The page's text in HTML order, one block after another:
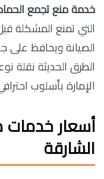
خدمة منع تجمع
التي تمنع المشكلة
الصيانة ويحافظ على
الطرق الحديثة نقلة
الإمارة بأسلوب
أسعار
الشارقة